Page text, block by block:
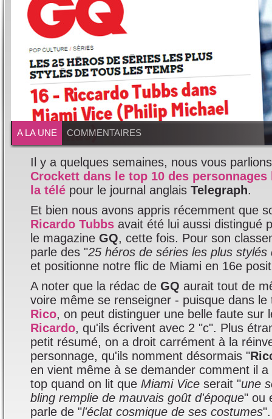
A LA UNE COMMENTAIRES
Il y a quelques semaines, nous vous
Crockett dans le top 10 des
la télé pour le journal anglais Telegraph.
Et bien nous avons appris récemment que
Ricardo Tubbs avait été lui aussi distingué
le magazine GQ, cette fois. Pour son
parle des "25 héros de séries les plus
et positionne notre flic de Miami en 16e
A noter que la rédac de GQ aurait tout de
voire même se renseigner - puisque dans
Rico, on peut distinguer une belle faute sur
Ricardo, qu'ils écrivent avec 2 "c". Plus
petit résumé, on a droit carrément à la
personnage, qu'ils nomment désormais "
en vient même à se demander comment il
top quand on lit que Miami Vice serait "une
bling remplie de mauvais goût d'époque" ou
parle de "l'éclat cosmique de ses costumes".